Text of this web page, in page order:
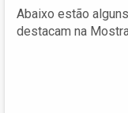
Abaixo estão
destacam na